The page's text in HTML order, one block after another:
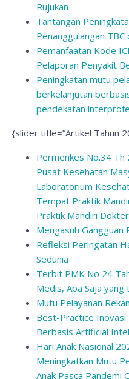
Rujukan
Tantangan
Penanggulangan TBC
Pemanfaatan Kode
Pelaporan Penyakit
Peningkatan mutu
berkelanjutan
pendekatan
{slider title=”Artikel Tahun
Permenkes No.34
Pusat Kesehatan
Laboratorium
Tempat Praktik
Praktik Mandiri
Mengasuh Gangguan
Refleksi Peringatan
Sedunia
Terbit PMK No 24
Medis, Apa Saja yang
Mutu Pelayanan
Best-Practice Inovasi
Berbasis Artificial
Hari Anak Nasional
Meningkatkan Mutu
Anak Pasca Pandemi